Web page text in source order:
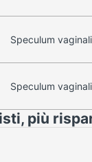
Speculum
Speculum
più